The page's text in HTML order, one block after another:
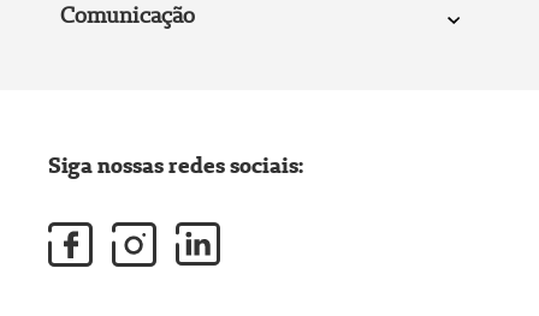
Comunicação
Siga nossas redes sociais: